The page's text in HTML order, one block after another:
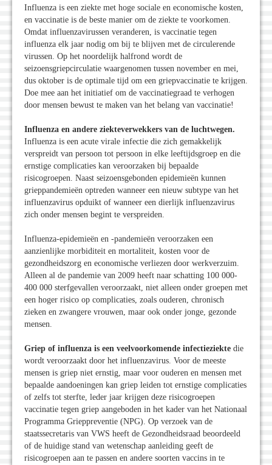
Influenza is een ziekte met hoge sociale en economische kosten,
en vaccinatie is de beste manier om de ziekte te voorkomen.
Omdat influenzavirussen veranderen, is vaccinatie tegen
influenza elk jaar nodig om bij te blijven met de circulerende
virussen. Op het noordelijk halfrond wordt de
seizoensgriepcirculatie waargenomen tussen november en mei,
dus oktober is de optimale tijd om een griepvaccinatie te krijgen.
Doe mee aan het initiatief om de vaccinatiegraad te verhogen
door mensen bewust te maken van het belang van vaccinatie!
Influenza en andere ziekteverwekkers van de luchtwegen.
Influenza is een acute virale infectie die zich gemakkelijk
verspreidt van persoon tot persoon in elke leeftijdsgroep en die
ernstige complicaties kan veroorzaken bij bepaalde
risicogroepen. Naast seizoensgebonden epidemieën kunnen
grieppandemieën optreden wanneer een nieuw subtype van het
influenzavirus opduikt of wanneer een dierlijk influenzavirus
zich onder mensen begint te verspreiden.
Influenza-epidemieën en -pandemieën veroorzaken een
aanzienlijke morbiditeit en mortaliteit, kosten voor de
gezondheidszorg en economische verliezen door werkverzuim.
Alleen al de pandemie van 2009 heeft naar schatting 100 000-
400 000 sterfgevallen veroorzaakt, niet alleen onder groepen met
een hoger risico op complicaties, zoals ouderen, chronisch
zieken en zwangere vrouwen, maar ook onder jonge, gezonde
mensen.
Griep of influenza is een veelvoorkomende infectieziekte die
wordt veroorzaakt door het influenzavirus. Voor de meeste
mensen is griep niet ernstig, maar voor ouderen en mensen met
bepaalde aandoeningen kan griep leiden tot ernstige complicaties
of zelfs tot sterfte, leder jaar krijgen deze risicogroepen
vaccinatie tegen griep aangeboden in het kader van het Nationaal
Programma Grieppreventie (NPG). Op verzoek van de
staatssecretaris van VWS heeft de Gezondheidsraad beoordeeld
of de huidige stand van wetenschap aanleiding geeft de
risicogroepen aan te passen en andere soorten vaccins in te